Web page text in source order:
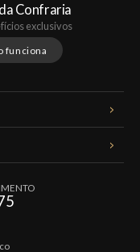
Confraria
exclusivos
funciona